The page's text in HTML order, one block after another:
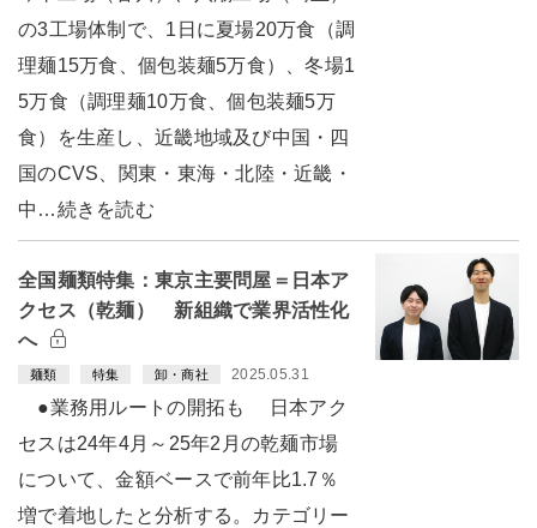
の3工場体制で、1日に夏場20万食（調
理麺15万食、個包装麺5万食）、冬場1
5万食（調理麺10万食、個包装麺5万
食）を生産し、近畿地域及び中国・四
国のCVS、関東・東海・北陸・近畿・
中…続きを読む
全国麺類特集：東京主要問屋＝日本ア
クセス（乾麺） 新組織で業界活性化
へ
麺類 特集 卸・商社 2025.05.31
●業務用ルートの開拓も 日本アク
セスは24年4月～25年2月の乾麺市場
について、金額ベースで前年比1.7％
増で着地したと分析する。カテゴリー